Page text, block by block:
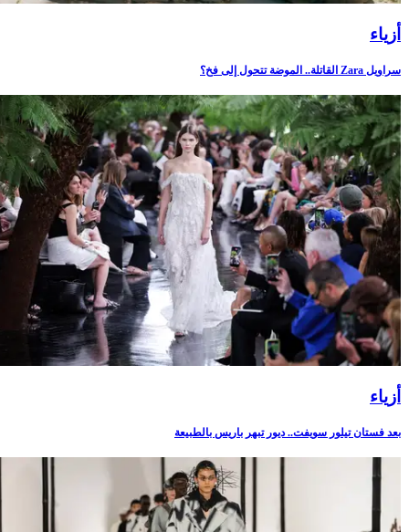
أزياء
سراويل Zara القاتلة.. الموضة تتحول إلى فخ؟
أزياء
بعد فستان تيلور سويفت.. ديور تبهر باريس بالطبيعة